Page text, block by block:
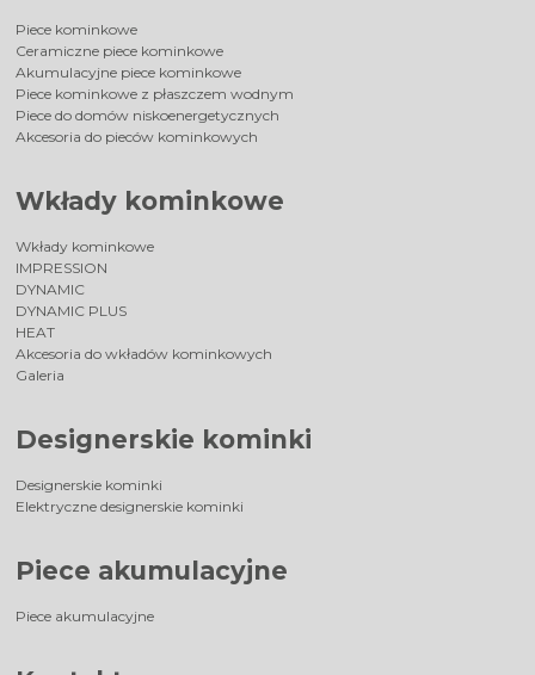
Piece kominkowe
Ceramiczne piece kominkowe
Akumulacyjne piece kominkowe
Piece kominkowe z płaszczem wodnym
Piece do domów niskoenergetycznych
Akcesoria do pieców kominkowych
Wkłady kominkowe
Wkłady kominkowe
IMPRESSION
DYNAMIC
DYNAMIC PLUS
HEAT
Akcesoria do wkładów kominkowych
Galeria
Designerskie kominki
Designerskie kominki
Elektryczne designerskie kominki
Piece akumulacyjne
Piece akumulacyjne